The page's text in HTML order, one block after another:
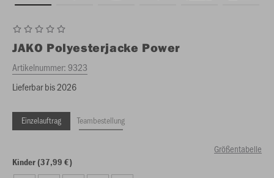
JAKO Polyesterjacke Power
Artikelnummer:9323
Lieferbar bis 2026
Einzelauftrag Teambestellung
Größentabelle
Kinder (37,99 €)